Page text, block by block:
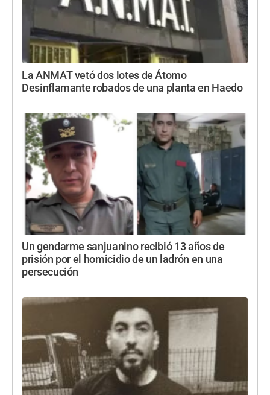
La ANMAT vetó dos lotes de Átomo
Desinflamante robados de una planta en Haedo
Un gendarme sanjuanino recibió 13 años de
prisión por el homicidio de un ladrón en una
persecución